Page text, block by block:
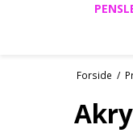
Forside /